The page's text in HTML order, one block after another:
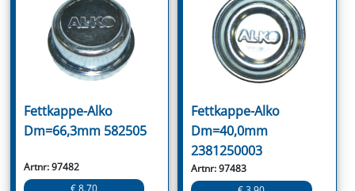
Fettkappe-Alko
Dm=66,3mm 582505
Artnr: 97482
€ 8.70
Fettkappe-Alko
Dm=40,0mm
2381250003
Artnr: 97483